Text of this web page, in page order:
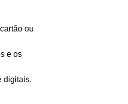
ou
e os
digitais.